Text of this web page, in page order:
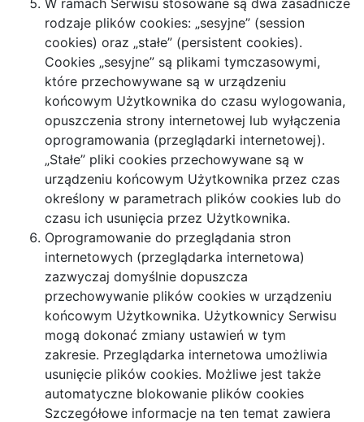
rodzaje plików cookies: „sesyjne” (session
cookies) oraz „stałe” (persistent cookies).
Cookies „sesyjne” są plikami tymczasowymi,
które przechowywane są w urządzeniu
końcowym Użytkownika do czasu wylogowania,
opuszczenia strony internetowej lub wyłączenia
oprogramowania (przeglądarki internetowej).
„Stałe” pliki cookies przechowywane są w
urządzeniu końcowym Użytkownika przez czas
określony w parametrach plików cookies lub do
czasu ich usunięcia przez Użytkownika.
Oprogramowanie do przeglądania stron
internetowych (przeglądarka internetowa)
zazwyczaj domyślnie dopuszcza
przechowywanie plików cookies w urządzeniu
końcowym Użytkownika. Użytkownicy Serwisu
mogą dokonać zmiany ustawień w tym
zakresie. Przeglądarka internetowa umożliwia
usunięcie plików cookies. Możliwe jest także
automatyczne blokowanie plików cookies
Szczegółowe informacje na ten temat zawiera